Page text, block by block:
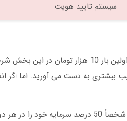
سیستم تایید هویت
اگر تازه با سان ست 90 آشنا شده اید، بازی انفجار احتمالاً توجه شما را جلب کرده است. من اولین بار 10 هزار تومان در
بیشتری به دست می آورید. اما اگر
بر اساس آمار مارس 2025، میانگین زمان بازی 12 ثانیه است. بهترین استراتژی چیست؟ من شخصاً 50 درصد